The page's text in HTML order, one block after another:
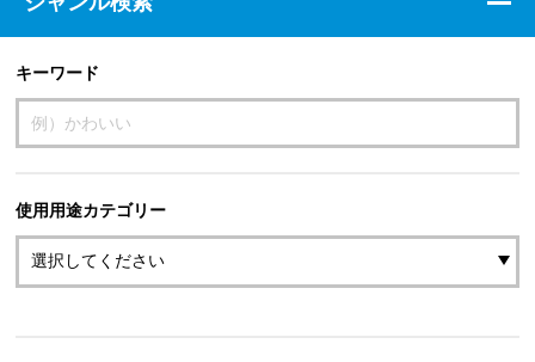
キーワード
使用用途カテゴリー